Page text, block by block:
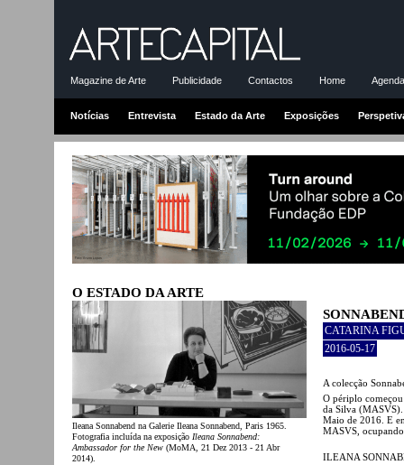
Magazine de Arte Publicidade Contactos Home
Notícias Entrevista Estado da Arte Exposições
O ESTADO DA ARTE
Ileana Sonnabend na Galerie Ileana Sonnabend, Paris 1965.
Fotografia incluída na exposição Ileana Sonnabend:
Ambassador for the New (MoMA, 21 Dez 2013 - 21 Abr
2014).
CATARINA
2016-05-17
A colecção
O périplo
da Silva
Maio de 2016. E
MASVS,
ILEANA